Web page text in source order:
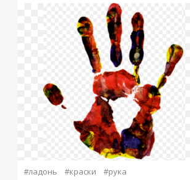
#ладонь #краски #рука